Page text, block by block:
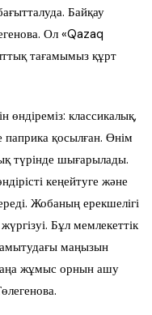
Байқау
Ол «Qazaq
тағамымыз құрт
өндіреміз: классикалық,
қосылған. Өнім
түрінде шығарылады.
кеңейтуге және
Жобаның ерекшелігі
Бұл мемлекеттік
маңызын
жұмыс орнын ашу